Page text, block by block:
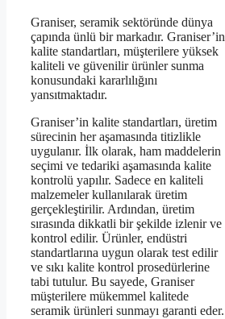
Graniser, seramik sektöründe dünya
çapında ünlü bir markadır. Graniser’in
kalite standartları, müşterilere yüksek
kaliteli ve güvenilir ürünler sunma
konusundaki kararlılığını
yansıtmaktadır.
Graniser’in kalite standartları, üretim
sürecinin her aşamasında titizlikle
uygulanır. İlk olarak, ham maddelerin
seçimi ve tedariki aşamasında kalite
kontrolü yapılır. Sadece en kaliteli
malzemeler kullanılarak üretim
gerçekleştirilir. Ardından, üretim
sırasında dikkatli bir şekilde izlenir ve
kontrol edilir. Ürünler, endüstri
standartlarına uygun olarak test edilir
ve sıkı kalite kontrol prosedürlerine
tabi tutulur. Bu sayede, Graniser
müşterilere mükemmel kalitede
seramik ürünleri sunmayı garanti eder.